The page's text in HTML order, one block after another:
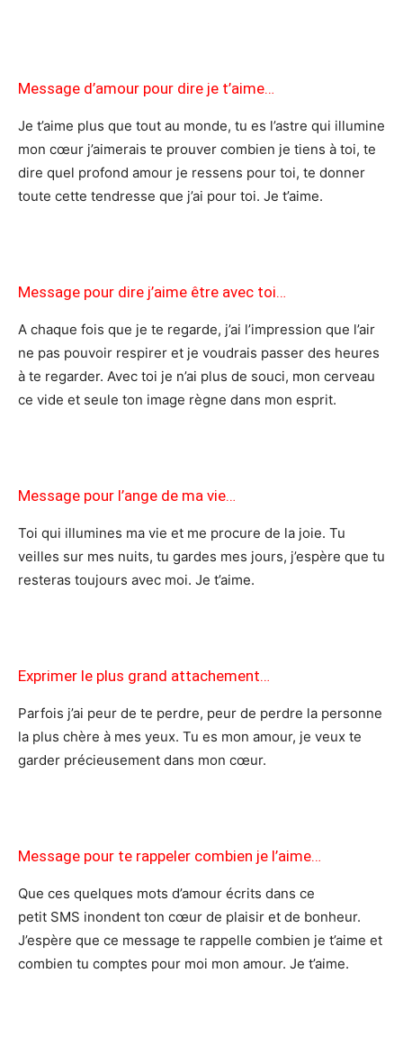
Message d’amour pour dire je t’aime…
Je t’aime plus que tout au monde, tu es l’astre qui illumine
mon cœur j’aimerais te prouver combien je tiens à toi, te
dire quel profond amour je ressens pour toi, te donner
toute cette tendresse que j’ai pour toi. Je t’aime.
Message pour dire j’aime être avec toi…
A chaque fois que je te regarde, j’ai l’impression que l’air
ne pas pouvoir respirer et je voudrais passer des heures
à te regarder. Avec toi je n’ai plus de souci, mon cerveau
ce vide et seule ton image règne dans mon esprit.
Message pour l’ange de ma vie…
Toi qui illumines ma vie et me procure de la joie. Tu
veilles sur mes nuits, tu gardes mes jours, j’espère que tu
resteras toujours avec moi. Je t’aime.
Exprimer le plus grand attachement…
Parfois j’ai peur de te perdre, peur de perdre la personne
la plus chère à mes yeux. Tu es mon amour, je veux te
garder précieusement dans mon cœur.
Message pour te rappeler combien je l’aime…
Que ces quelques mots d’amour écrits dans ce
petit SMS inondent ton cœur de plaisir et de bonheur.
J’espère que ce message te rappelle combien je t’aime et
combien tu comptes pour moi mon amour. Je t’aime.